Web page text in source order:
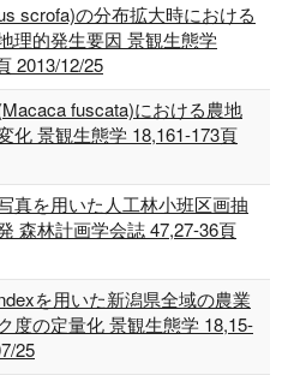
scrofa)の分布拡大時における
理的発生要因 景観生態学
2013/12/25
fuscata)における農地
化 景観生態学 18,161-173頁
真を用いた人工林小班区画抽
森林計画学会誌 47,27-36頁
を用いた新潟県全域の農業
度の定量化 景観生態学 18,15-
25